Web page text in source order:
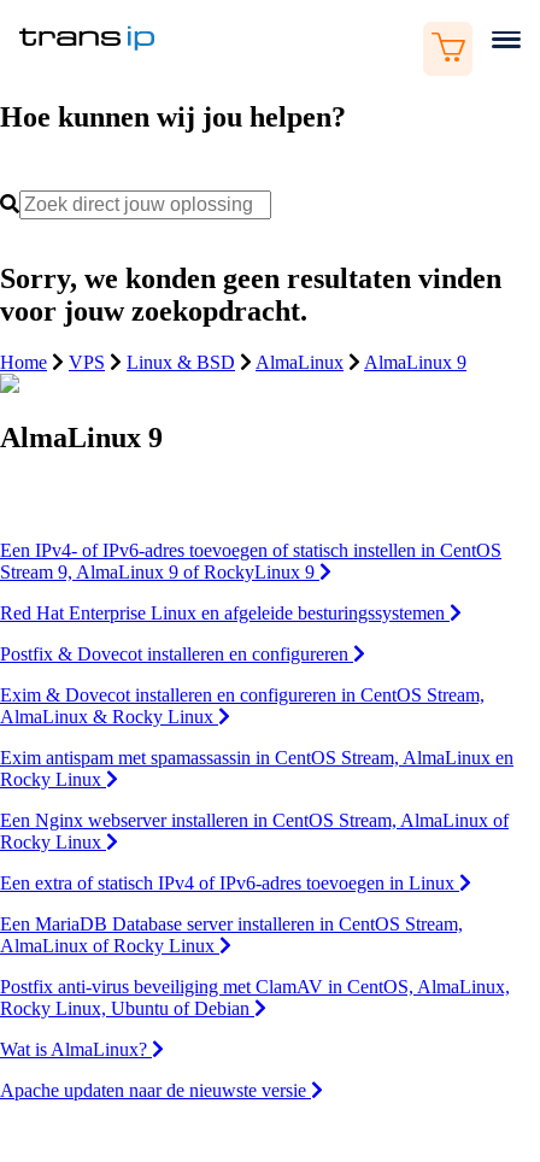
Hoe kunnen wij jou helpen?
Sorry, we konden geen resultaten vinden
voor jouw zoekopdracht.
Home VPS Linux & BSD AlmaLinux AlmaLinux 9
AlmaLinux 9
Een IPv4- of IPv6-adres toevoegen of statisch instellen in CentOS
Stream 9, AlmaLinux 9 of RockyLinux 9
Red Hat Enterprise Linux en afgeleide besturingssystemen
Postfix & Dovecot installeren en configureren
Exim & Dovecot installeren en configureren in CentOS Stream,
AlmaLinux & Rocky Linux
Exim antispam met spamassassin in CentOS Stream, AlmaLinux en
Rocky Linux
Een Nginx webserver installeren in CentOS Stream, AlmaLinux of
Rocky Linux
Een extra of statisch IPv4 of IPv6-adres toevoegen in Linux
Een MariaDB Database server installeren in CentOS Stream,
AlmaLinux of Rocky Linux
Postfix anti-virus beveiliging met ClamAV in CentOS, AlmaLinux,
Rocky Linux, Ubuntu of Debian
Wat is AlmaLinux?
Apache updaten naar de nieuwste versie